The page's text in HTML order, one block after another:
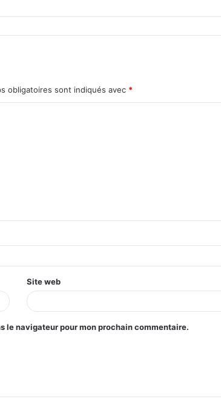
obligatoires sont indiqués avec *
Site web
le navigateur pour mon prochain commentaire.